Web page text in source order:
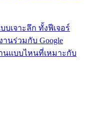
บบเจาะลึก ทั้งฟีเจอร์
นร่วมกับ Google
นแบบไหนที่เหมาะกับ